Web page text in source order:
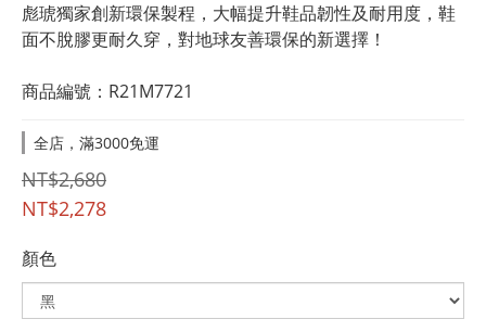
彪琥獨家創新環保製程，大幅提升鞋品韌性及耐用度，鞋
面不脫膠更耐久穿，對地球友善環保的新選擇！
商品編號：R21M7721
全店，滿3000免運
NT$2,680
NT$2,278
顏色